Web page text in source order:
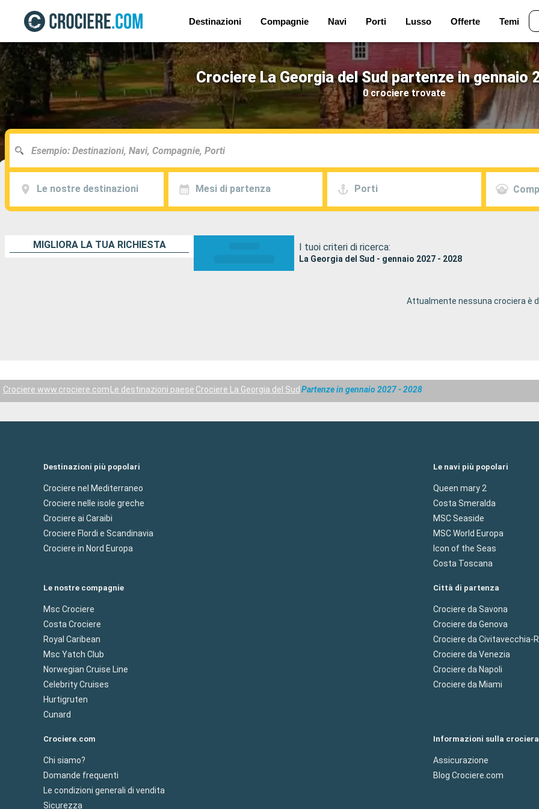
Destinazioni Compagnie Navi Porti Lusso Offerte Temi
Crociere La Georgia del Sud partenze in gennaio
0 crociere trovate
Le nostre destinazioni Mesi di partenza Porti
MIGLIORA LA TUA RICHIESTA I tuoi criteri di ricerca:
La Georgia del Sud - gennaio 2027 - 2028
Attualmente nessuna crociera è
Crociere www.crociere.com Le destinazioni paese Crociere La Georgia del Sud Partenze in gennaio 2027 - 2028
Destinazioni più popolari
Crociere nel Mediterraneo
Crociere nelle isole greche
Crociere ai Caraibi
Crociere Flordi e Scandinavia
Crociere in Nord Europa
Le navi più popolari
Queen mary 2
Costa Smeralda
MSC Seaside
MSC World Europa
Icon of the Seas
Costa Toscana
Le nostre compagnie
Msc Crociere
Costa Crociere
Royal Caribean
Msc Yatch Club
Norwegian Cruise Line
Celebrity Cruises
Hurtigruten
Cunard
Città di partenza
Crociere da Savona
Crociere da Genova
Crociere da Civitavecchia-
Crociere da Venezia
Crociere da Napoli
Crociere da Miami
Crociere.com
Chi siamo?
Domande frequenti
Le condizioni generali di vendita
Sicurezza
Informazioni sulla crociera
Assicurazione
Blog Crociere.com